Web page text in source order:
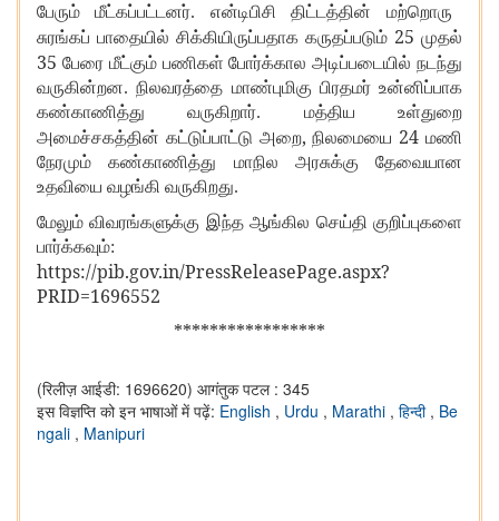
பேரும் மீட்கப்பட்டனர். என்டிபிசி திட்டத்தின் மற்றொரு
சுரங்கப் பாதையில் சிக்கியிருப்பதாக கருதப்படும் 25 முதல்
35 பேரை மீட்கும் பணிகள் போர்க்கால அடிப்படையில் நடந்து
வருகின்றன. நிலவரத்தை மாண்புமிகு பிரதமர் உன்னிப்பாக
கண்காணித்து வருகிறார். மத்திய உள்துறை
அமைச்சகத்தின் கட்டுப்பாட்டு அறை,நிலமையை 24 மணி
நேரமும் கண்காணித்து மாநில அரசுக்கு தேவையான
உதவியை வழங்கி வருகிறது.
மேலும் விவரங்களுக்கு இந்த ஆங்கில செய்தி குறிப்புகளை
பார்க்கவும்:
https://pib.gov.in/PressReleasePage.aspx?
PRID=1696552
*****************
(रिलीज़ आईडी: 1696620) आगंतुक पटल : 345
इस विज्ञप्ति को इन भाषाओं में पढ़ें: English , Urdu , Marathi , हिन्दी , Be
ngali , Manipuri